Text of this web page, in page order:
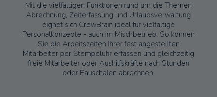
Mit die vielfältigen Funktionen rund um die Themen
Abrechnung, Zeiterfassung und Urlaubsverwaltung
eignet sich CrewBrain ideal für vielfältige
Personalkonzepte - auch im Mischbetrieb. So können
Sie die Arbeitszeiten Ihrer fest angestellten
Mitarbeiter per Stempeluhr erfassen und gleichzeitig
freie Mitarbeiter oder Aushilfskräfte nach Stunden
oder Pauschalen abrechnen.